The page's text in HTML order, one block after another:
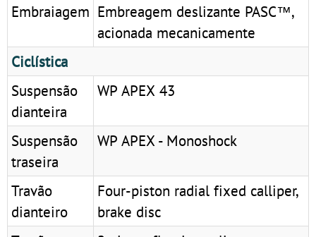
Embraiagem Embreagem deslizante PASC™,
acionada mecanicamente
Ciclística
Suspensão
dianteira
WP APEX 43
Suspensão
traseira
WP APEX - Monoshock
Travão
dianteiro
Four-piston radial fixed calliper,
brake disc